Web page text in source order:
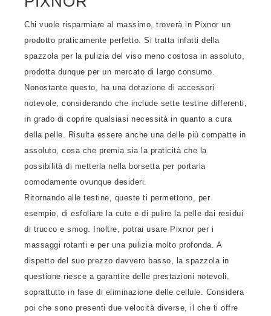
Chi vuole risparmiare al massimo, troverà in Pixnor un
prodotto praticamente perfetto. Si tratta infatti della
spazzola per la pulizia del viso meno costosa in assoluto,
prodotta dunque per un mercato di largo consumo.
Nonostante questo, ha una dotazione di accessori
notevole, considerando che include sette testine differenti,
in grado di coprire qualsiasi necessità in quanto a cura
della pelle. Risulta essere anche una delle più compatte in
assoluto, cosa che premia sia la praticità che la
possibilità di metterla nella borsetta per portarla
comodamente ovunque desideri.
Ritornando alle testine, queste ti permettono, per
esempio, di esfoliare la cute e di pulire la pelle dai residui
di trucco e smog. Inoltre, potrai usare Pixnor per i
massaggi rotanti e per una pulizia molto profonda. A
dispetto del suo prezzo davvero basso, la spazzola in
questione riesce a garantire delle prestazioni notevoli,
soprattutto in fase di eliminazione delle cellule. Considera
poi che sono presenti due velocità diverse, il che ti offre